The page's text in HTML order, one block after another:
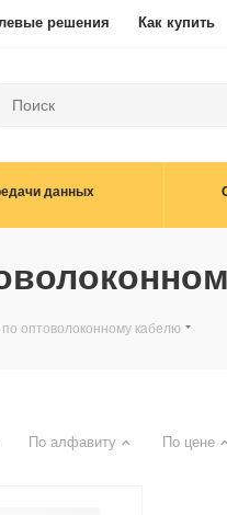
решения Как купить
данных
оптоволоконному кабелю
По алфавиту По цене